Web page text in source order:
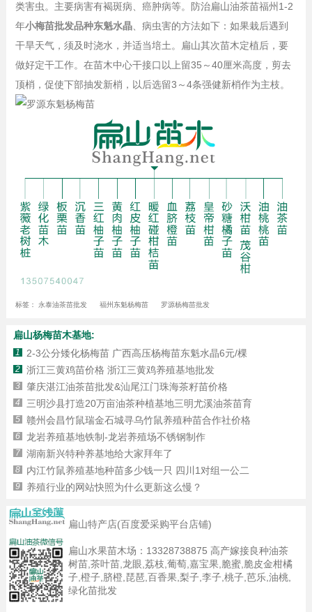
类害虫。主要病害有褐斑病、癌肿病等。防治扁山油茶苗福州1-2
年小梅苗批发品种东魁水晶、病虫害的方法如下：如果栽后遇到
干旱天气，须及时浇水，并适当培土。扁山其次苗木定植后，要
做好定干工作。在苗木中心干接口以上留35～40厘米高度，剪去
顶梢，促使下部抽发新梢，以后选留3～4条强健新梢作为主枝。
标签： 永泰油茶苗批发 福州东魁杨梅苗 罗源杨梅苗批发
扁山杨梅苗木基地:
1 2-3公分矮化杨梅苗 广西高压杨梅苗东魁水晶6元/棵
2 浙江三黄鸡苗价格 浙江三黄鸡养殖基地批发
3 肇庆湛江油茶苗批发&汕尾江门珠海茶籽苗价格
4 三明沙县打造20万亩油茶种植基地三明尤溪油茶苗育
5 赣州会昌竹鼠瑞金石城寻乌竹鼠养殖种苗合作社价格
6 龙岩养殖基地铁制-龙岩养殖场不锈钢制作
7 湖南新兴特种养基地给大家拜年了
8 内江竹鼠养殖基地种苗多少钱一只 四川1对组一公二
9 养殖行业的网站快照为什么更新这么慢？
扁山特产店(百度爱采购平台店铺)
扁山水果苗木场： 13328738875 高产嫁接良种油茶
树苗,茶叶苗,龙眼,荔枝,葡萄,嘉宝果,脆蜜,脆皮金柑橘
子,橙子,脐橙,琵琶,百香果,梨子,李子,桃子,芭乐,油桃,
绿化苗批发